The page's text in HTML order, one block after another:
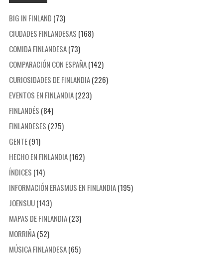
BIG IN FINLAND (73)
CIUDADES FINLANDESAS (168)
COMIDA FINLANDESA(73)
COMPARACIÓN CON ESPAÑA(142)
CURIOSIDADES DE FINLANDIA(226)
EVENTOS EN FINLANDIA(223)
FINLANDÉS (84)
FINLANDESES (275)
GENTE(91)
HECHO EN FINLANDIA(162)
ÍNDICES (14)
INFORMACIÓN ERASMUS EN FINLANDIA(195)
JOENSUU(143)
MAPAS DE FINLANDIA(23)
MORRIÑA(52)
MÚSICA FINLANDESA(65)